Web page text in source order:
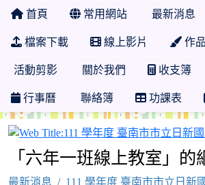
首頁 常用網站 最新消息
檔案下載 線上影片 作
活動剪影 關於我們 收支簿
行事曆 聯絡簿 功課表
「六年一班線上教室」的
最新消息
111 學年度 臺南市市立日新